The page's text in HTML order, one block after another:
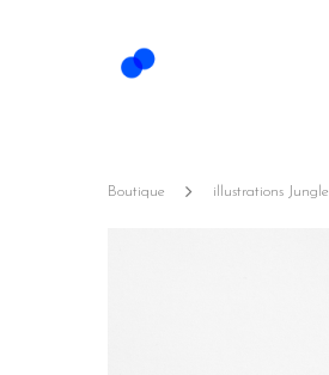
Boutique illustrations Jungle